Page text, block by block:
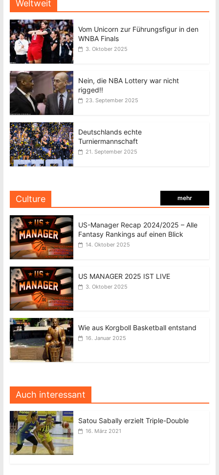
Weltweit
Vom Unicorn zur Führungsfigur in den
WNBA Finals
3. Oktober 2025
Nein, die NBA Lottery war nicht
rigged!!
23. September 2025
Deutschlands echte
Turniermannschaft
21. September 2025
Culture mehr
US-Manager Recap 2024/2025 – Alle
Fantasy Rankings auf einen Blick
14. Oktober 2025
US MANAGER 2025 IST LIVE
3. Oktober 2025
Wie aus Korgboll Basketball entstand
16. Januar 2025
Auch interessant
Satou Sabally erzielt Triple-Double
16. März 2021